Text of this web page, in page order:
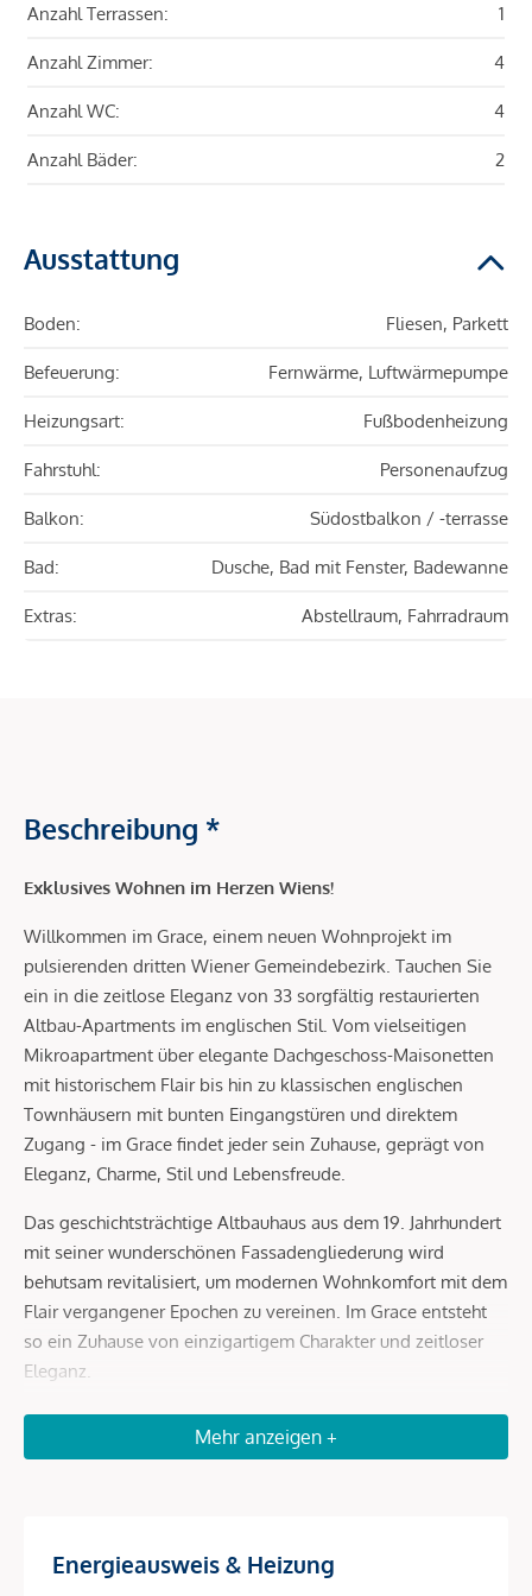
Anzahl Terrassen: 1
Anzahl Zimmer: 4
Anzahl WC: 4
Anzahl Bäder: 2
Ausstattung
Boden: Fliesen, Parkett
Befeuerung: Fernwärme, Luftwärmepumpe
Heizungsart: Fußbodenheizung
Fahrstuhl: Personenaufzug
Balkon: Südostbalkon / -terrasse
Bad: Dusche, Bad mit Fenster, Badewanne
Extras: Abstellraum, Fahrradraum
Beschreibung *
Exklusives Wohnen im Herzen Wiens!
Willkommen im Grace, einem neuen Wohnprojekt im
pulsierenden dritten Wiener Gemeindebezirk. Tauchen Sie
ein in die zeitlose Eleganz von 33 sorgfältig restaurierten
Altbau-Apartments im englischen Stil. Vom vielseitigen
Mikroapartment über elegante Dachgeschoss-Maisonetten
mit historischem Flair bis hin zu klassischen englischen
Townhäusern mit bunten Eingangstüren und direktem
Zugang - im Grace findet jeder sein Zuhause, geprägt von
Eleganz, Charme, Stil und Lebensfreude.
Das geschichtsträchtige Altbauhaus aus dem 19. Jahrhundert
mit seiner wunderschönen Fassadengliederung wird
behutsam revitalisiert, um modernen Wohnkomfort mit dem
Flair vergangener Epochen zu vereinen. Im Grace entsteht
so ein Zuhause von einzigartigem Charakter und zeitloser
Eleganz.
Die geschmackvoll revitalisierten Wohneinheiten bieten
modernen Wohnkomfort in Verbindung mit historischem
Für höchsten Komfort und Sicherheit bietet das Grace eine
Mehr anzeigen +
Energieausweis & Heizung